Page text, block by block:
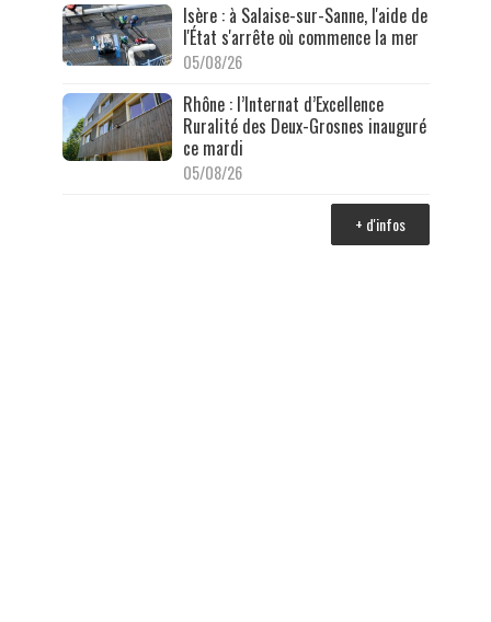
Isère : à Salaise-sur-Sanne, l'aide de
l'État s'arrête où commence la mer
05/08/26
Rhône : l’Internat d’Excellence
Ruralité des Deux-Grosnes inauguré
ce mardi
05/08/26
+ d'infos